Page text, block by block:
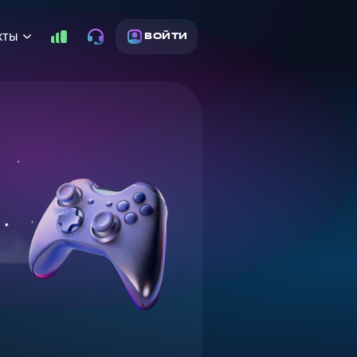
ВОЙТИ